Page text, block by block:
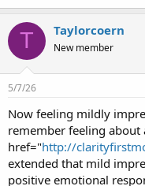
T Taylorcoern
New member
5/7/26
Now feeling mildly
remember feeling about
href="http://
extended that mild
positive emotional